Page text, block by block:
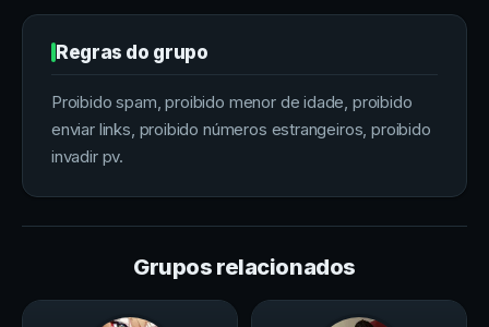
Regras do grupo
Proibido spam, proibido menor de idade, proibido
enviar links, proibido números estrangeiros, proibido
invadir pv.
Grupos relacionados